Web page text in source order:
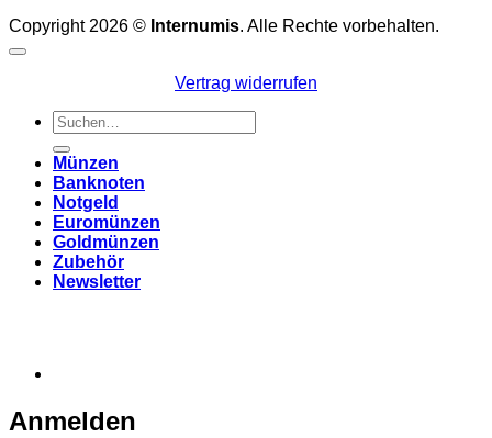
Copyright 2026 © Internumis. Alle Rechte vorbehalten.
Vertrag widerrufen
Suchen
nach:
Münzen
Banknoten
Notgeld
Euromünzen
Goldmünzen
Zubehör
Newsletter
Anmelden